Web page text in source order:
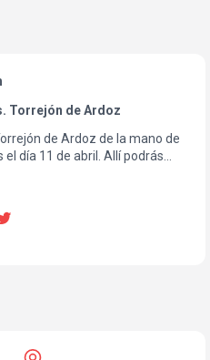
Torrejón de Ardoz
de Ardoz de la mano de
día 11 de abril. Allí podrás
a héroes del silencio,
un abrir y cerrar de ojos y te